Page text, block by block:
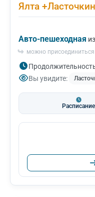
Ялта
Авто-пешеходная из
можно присоединиться
Вы увидите:
Расписание